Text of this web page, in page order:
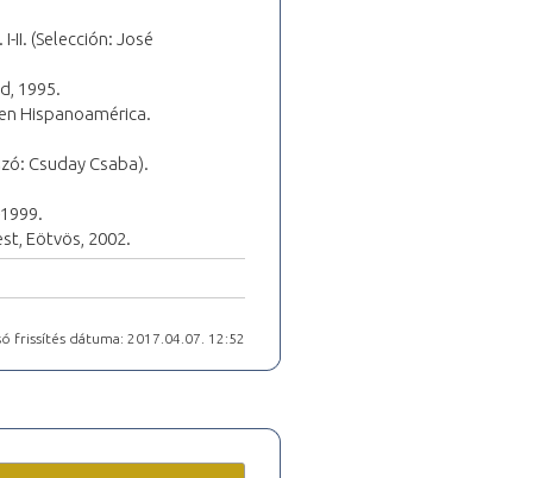
II. (Selección: José
1995.
Hispanoamérica.
Csuday Csaba).
Eötvös, 2002.
frissítés dátuma: 2017.04.07. 12:52